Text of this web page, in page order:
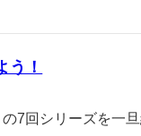
！
7回シリーズを一